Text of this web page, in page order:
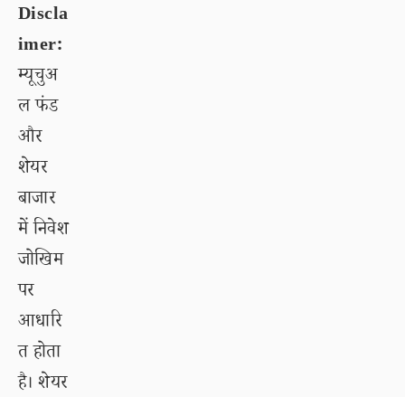
Discla
imer:
म्यूचुअ
ल फंड
और
शेयर
बाजार
में निवेश
जोखिम
पर
आधारि
त होता
है। शेयर